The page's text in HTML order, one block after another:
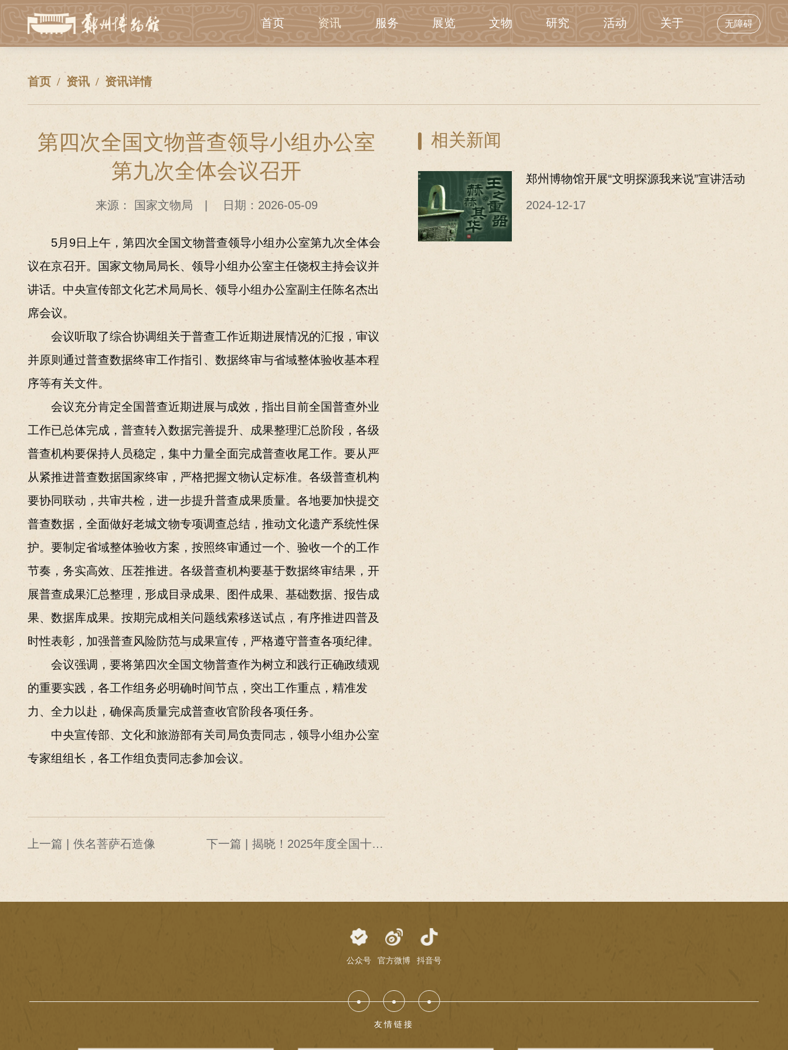
首页 资讯 服务 展览 文物 研究 活动 关于 无障碍
首页 资讯 资讯详情
第四次全国文物普查领导小组办公室
第九次全体会议召开
来源： 国家文物局 日期：2026-05-09
5月9日上午，第四次全国文物普查领导小组办公室第九次全体会
议在京召开。国家文物局局长、领导小组办公室主任饶权主持会议并
讲话。中央宣传部文化艺术局局长、领导小组办公室副主任陈名杰出
席会议。
会议听取了综合协调组关于普查工作近期进展情况的汇报，审议
并原则通过普查数据终审工作指引、数据终审与省域整体验收基本程
序等有关文件。
会议充分肯定全国普查近期进展与成效，指出目前全国普查外业
工作已总体完成，普查转入数据完善提升、成果整理汇总阶段，各级
普查机构要保持人员稳定，集中力量全面完成普查收尾工作。要从严
从紧推进普查数据国家终审，严格把握文物认定标准。各级普查机构
要协同联动，共审共检，进一步提升普查成果质量。各地要加快提交
普查数据，全面做好老城文物专项调查总结，推动文化遗产系统性保
护。要制定省域整体验收方案，按照终审通过一个、验收一个的工作
节奏，务实高效、压茬推进。各级普查机构要基于数据终审结果，开
展普查成果汇总整理，形成目录成果、图件成果、基础数据、报告成
果、数据库成果。按期完成相关问题线索移送试点，有序推进四普及
时性表彰，加强普查风险防范与成果宣传，严格遵守普查各项纪律。
会议强调，要将第四次全国文物普查作为树立和践行正确政绩观
的重要实践，各工作组务必明确时间节点，突出工作重点，精准发
力、全力以赴，确保高质量完成普查收官阶段各项任务。
中央宣传部、文化和旅游部有关司局负责同志，领导小组办公室
专家组组长，各工作组负责同志参加会议。
上一篇 | 佚名菩萨石造像 下一篇 |
揭晓！2025年度全国十大
相关新闻
郑州博物馆开展“文明探源我来说”宣讲活动
2024-12-17
公众号 官方微博 抖音号
友情链接